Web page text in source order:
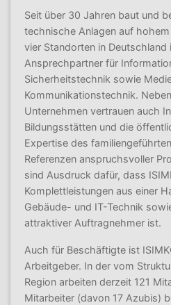
Seit über 30 Jahren baut und
technische Anlagen auf
vier Standorten in Deutschland
Ansprechpartner für
Sicherheitstechnik sowie
Kommunikationstechnik.
Unternehmen vertrauen auch
Bildungsstätten und die
Expertise des
Referenzen anspruchsvoller
sind Ausdruck dafür, dass
Komplettleistungen aus einer
Gebäude- und IT-Technik
attraktiver Auftragnehmer ist.
Auch für Beschäftigte ist
Arbeitgeber. In der vom
Region arbeiten derzeit 121
Mitarbeiter (davon 17 Azubis)